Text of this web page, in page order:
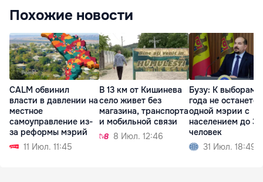
Похожие новости
CALM обвинил
власти в давлении на
местное
самоуправление из-
за реформы мэрий
11 Июл. 11:45
В 13 км от Кишинева
село живет без
магазина, транспорта
и мобильной связи
8 Июл. 12:46
Бузу: К выборам
года не
одной мэрии с
населением до 3
человек
31 Июл. 18:49